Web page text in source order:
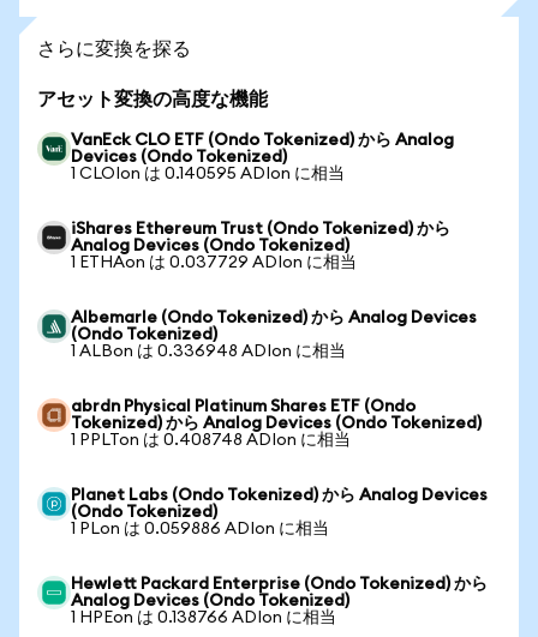
さらに変換を探る
アセット変換の高度な機能
VanEck CLO ETF (Ondo Tokenized) から Analog
Devices (Ondo Tokenized)
1 CLOIon は 0.140595 ADIon に相当
iShares Ethereum Trust (Ondo Tokenized) から
Analog Devices (Ondo Tokenized)
1 ETHAon は 0.037729 ADIon に相当
Albemarle (Ondo Tokenized) から Analog Devices
(Ondo Tokenized)
1 ALBon は 0.336948 ADIon に相当
abrdn Physical Platinum Shares ETF (Ondo
Tokenized) から Analog Devices (Ondo Tokenized)
1 PPLTon は 0.408748 ADIon に相当
Planet Labs (Ondo Tokenized) から Analog Devices
(Ondo Tokenized)
1 PLon は 0.059886 ADIon に相当
Hewlett Packard Enterprise (Ondo Tokenized) から
Analog Devices (Ondo Tokenized)
1 HPEon は 0.138766 ADIon に相当